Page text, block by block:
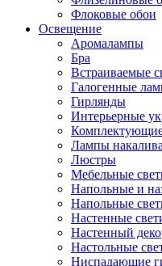
Флоковые обои
Освещение
Аромалампы
Бра
Встраиваемые
Галогенные
Гирлянды
Интерьерные
Лампы
Люстры
Мебельные
Напольные и
Напольные
Настенные
Настенный
Настольные
Ниспадающие